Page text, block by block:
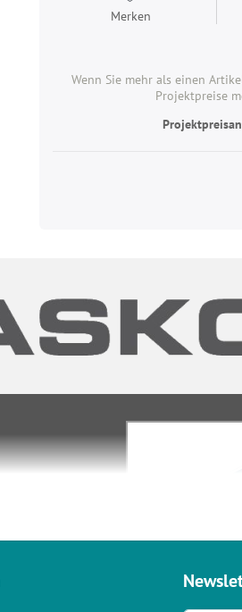
Merken
Wenn Sie mehr als einen
Projektpreise